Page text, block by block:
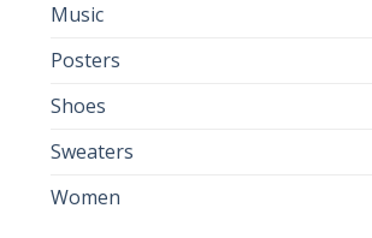
Music
Posters
Shoes
Sweaters
Women